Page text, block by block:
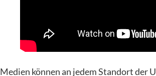
Medien können an jedem Standort der